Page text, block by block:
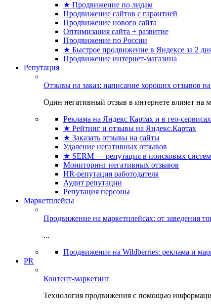
★ Продвижение по лидам
Продвижение сайтов с гарантией
Продвижение нового сайта
Оптимизация сайта + развитие
Продвижение по России
★ Быстрое продвижение в Яндексе за 2
Продвижение интернет-магазина
Репутация
Отзывы на заказ: написание хороших отзывов
Один негативный отзыв в интернете влияет на
Реклама на Яндекс Картах и в гео-сервисах
★ Рейтинг и отзывы на Яндекс.Картах
★ Заказать отзывы на сайты
Удаление негативных отзывов
★ SERM — репутация в поисковых
Мониторинг негативных отзывов
HR-репутация работодателя
Аудит репутации
Репутация персоны
Маркетплейсы
Продвижение на маркетплейсах: от заведения
...
Продвижение на Wildberries: реклама и
PR
Контент-маркетинг
Технология продвижения с помощью